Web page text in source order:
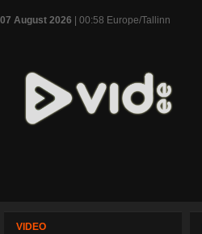
07 August 2026 | 00:58 Europe/Tallinn
VIDEO